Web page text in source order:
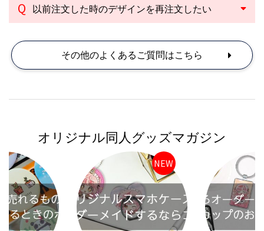
以前注文した時のデザインを再注文したい
その他のよくあるご質問はこちら
オリジナル同人グッズマガジン